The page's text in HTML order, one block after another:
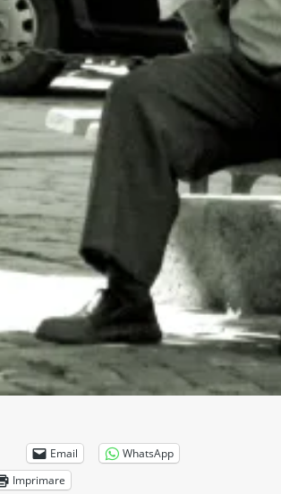
Email
WhatsApp
Imprimare